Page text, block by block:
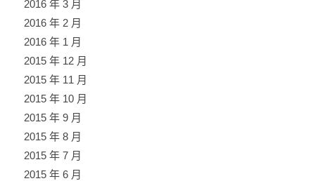
2016 年 3 月
2016 年 2 月
2016 年 1 月
2015 年 12 月
2015 年 11 月
2015 年 10 月
2015 年 9 月
2015 年 8 月
2015 年 7 月
2015 年 6 月